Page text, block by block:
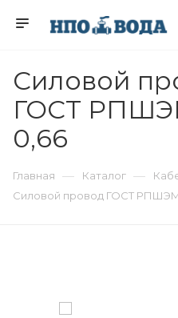
Силовой
ГОСТ
0,66
Главная — Каталог —
Силовой провод ГОСТ